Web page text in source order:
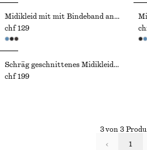
Midikleid mit mit Bindeband an der Taille
chf 129
Schräg geschnittenes Midikleid mit Spitze
chf 199
3 von 3
1